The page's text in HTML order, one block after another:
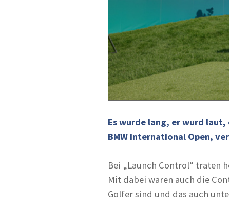
Es wurde lang, er wurd
BMW International Open,
Bei „Launch Control“ traten
Mit dabei waren auch die
Golfer sind und das auch